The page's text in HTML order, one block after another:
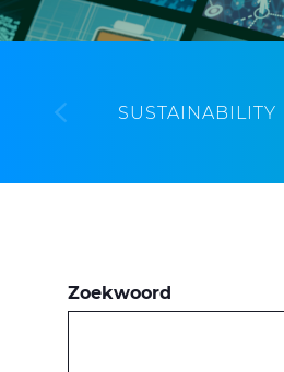
SUSTAINABILITY
Zoekwoord